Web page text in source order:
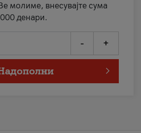
молиме, внесувајте сума
денари.
- +